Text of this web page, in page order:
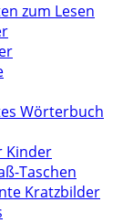
zum Lesen
Wörterbuch
Kinder
Taschen
Kratzbilder